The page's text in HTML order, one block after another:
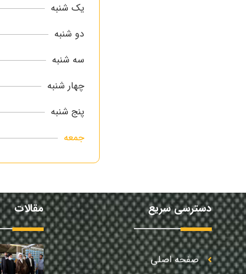
یک شنبه
دو شنبه
سه شنبه
چهار شنبه
پنج شنبه
جمعه
دسترسی سریع
صفحه اصلی
مقالات